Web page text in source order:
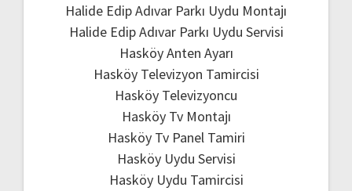
Halide Edip Adıvar Parkı Uydu Montajı
Halide Edip Adıvar Parkı Uydu Servisi
Hasköy Anten Ayarı
Hasköy Televizyon Tamircisi
Hasköy Televizyoncu
Hasköy Tv Montajı
Hasköy Tv Panel Tamiri
Hasköy Uydu Servisi
Hasköy Uydu Tamircisi